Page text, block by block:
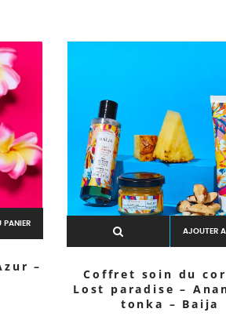
PANIER
–
AJOUTER
Coffret soin du
Lost paradise –
tonka – Baija